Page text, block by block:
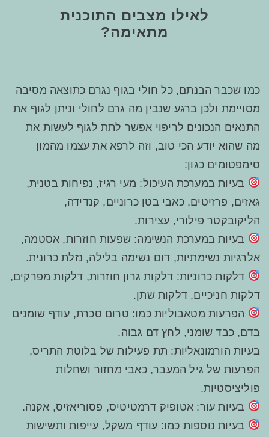
לאילו מצבים התוכנית
מתאימה?
כמו שכבר הבנתם, כל חולי בגוף נגרם כתוצאה מסיבה
מסויימת ולכן ברגע שנבין מה גרם לחולי וניתן לגוף את
התנאים הנכונים לריפוי אפשר לתת לגוף לעשות את
מה שהוא יודע הכי טוב, וזה לרפא את עצמו מהמון
סימפטומים כגון:
בעיות במערכת העיכול: מעי רגיז, נפיחות בטנית,
גאזים, פרזיטים, כאבי בטן כרוניים, קנדידה,
הליקובקטר פילורי, עצירות.
בעיות במערכת הנשימה: שפעות חוזרות, אסטמה,
אלרגיות נשימתיות, דום נשימה בלילה, נזלת כרונית.
דלקות כרוניות: דלקות גרון חוזרות, דלקות מפרקים,
דלקות חניכיים, דלקות שתן.
הפרעות מטאבוליותכמו: טרום סכרת, עודף שומנים
בדם, כבד שומני, לחץ דם גבוה.
בעיות הורמונאליות: תת פעילות של בלוטת התריס,
הפרעות של גיל המעבר, כאבי מחזור ושחלות
פוליציסטיות.
בעיות עור: אטופיק דרמטיטיס, פסוריאזיס, אקנה.
בעיות נוספות כמו: עודף משקל, עייפות ותשישות